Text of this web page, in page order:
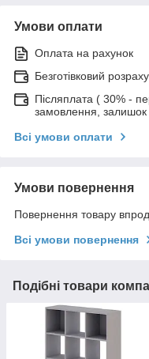
Умови оплати
Оплата на рахунок
Безготівковий
Післяплата ( 30% -
замовлення,
Всі умови оплати
Умови повернення
Повернення товару
Всі умови повернення
Подібні товари